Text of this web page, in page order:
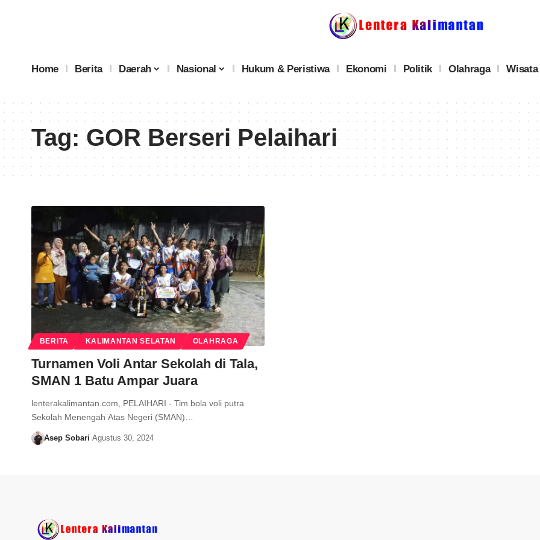
Home Berita Daerah Nasional Hukum & Peristiwa Ekonomi Politik Olahraga Wisata
Tag:GOR Berseri Pelaihari
BERITA KALIMANTAN SELATAN OLAHRAGA
Turnamen Voli Antar Sekolah di Tala,
SMAN 1 Batu Ampar Juara
lenterakalimantan.com, PELAIHARI - Tim bola voli putra
Sekolah Menengah Atas Negeri (SMAN)…
Asep Sobari Agustus 30, 2024